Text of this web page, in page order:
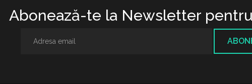
Abonează-te la Newsletter